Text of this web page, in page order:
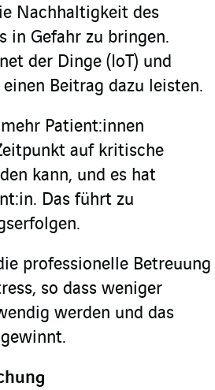
Nachhaltigkeit des
in Gefahr zu bringen.
der Dinge (IoT) und
Beitrag dazu leisten.
Patient:innen
auf kritische
kann, und es hat
Das führt zu
professionelle Betreuung
so dass weniger
werden und das